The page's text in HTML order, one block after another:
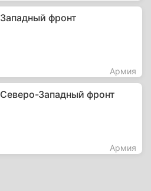
Западный фронт
Армия
Северо-Западный фронт
Армия